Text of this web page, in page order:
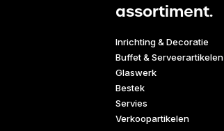
assortiment.
Inrichting & Decoratie
Buffet & Serveerartikelen
Glaswerk
Bestek
Servies
Verkoopartikelen